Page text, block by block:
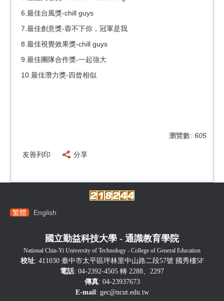
6.最佳台風獎-chill guys
7.最佳創意獎-蓉不下你，冠軍是我
8.最佳視覺效果獎-chill guys
9.最佳團隊合作獎-一起強大
10.最佳潛力獎-四曾相似
瀏覽數: 605
友善列印 分享
繁體 English
國立勤益科技大學 - 通識教育學院
National Chin-Yi University of Technology - College of General Education
校址: 411030 臺中市太平區坪林里中山路二段57號 國秀樓5F
電話: 04-2392-4505 轉 2288、2297
傳真: 04-23937673
E-mail: gec@ncut.edu.tw